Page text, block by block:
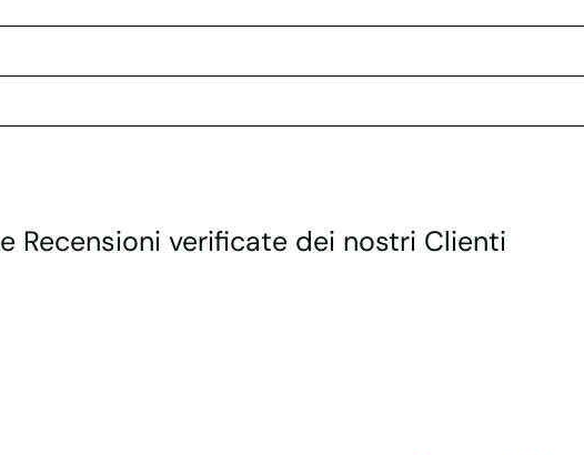
Recensioni verificate dei nostri Clienti